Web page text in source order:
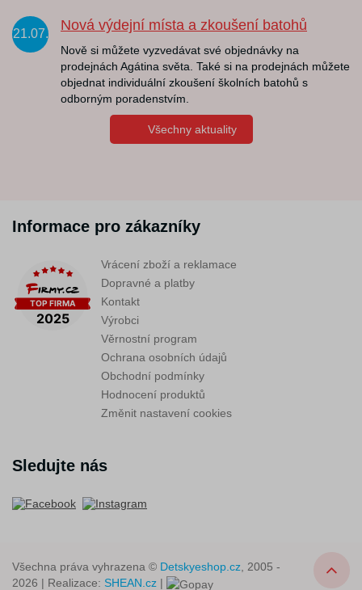
21.07.
Nová výdejní místa a zkoušení batohů
Nově si můžete vyzvedávat své objednávky na
prodejnách Agátina světa. Také si na prodejnách můžete
objednat individuální zkoušení školních batohů s
odborným poradenstvím.
Všechny aktuality
Informace pro zákazníky
Vrácení zboží a reklamace
Dopravné a platby
Kontakt
Výrobci
Věrnostní program
Ochrana osobních údajů
Obchodní podmínky
Hodnocení produktů
Změnit nastavení cookies
Sledujte nás
Všechna práva vyhrazena © Detskyeshop.cz, 2005 -
2026 | Realizace: SHEAN.cz |